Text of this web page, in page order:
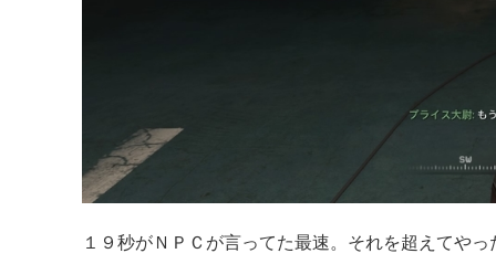
１９秒がＮＰＣが言ってた最速。それを超えてやっ